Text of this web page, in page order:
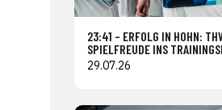
23:41 – ERFOLG IN HOHN:
SPIELFREUDE INS
29.07.26